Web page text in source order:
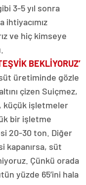
3-5 yıl sonra
ihtiyacımız
ve hiç kimseye
BEKLİYORUZ’
üretiminde gözle
çizen Suiçmez,
küçük işletmeler
bir işletme
20-30 ton. Diğer
kapanırsa, süt
Çünkü orada
yüzde 65’ini hala